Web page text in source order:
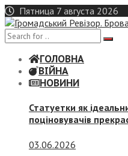
Skip
to
content
Пятница 7 августа 2026
ГОЛОВНА
ВІЙНА
НОВИНИ
Статуетки як
поціновувачів
03.06.2026